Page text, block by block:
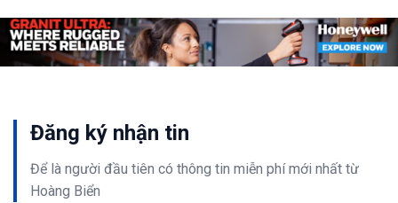
Đăng ký nhận tin
Để là người đầu tiên có thông tin miễn phímới nhất từ
Hoàng Biển